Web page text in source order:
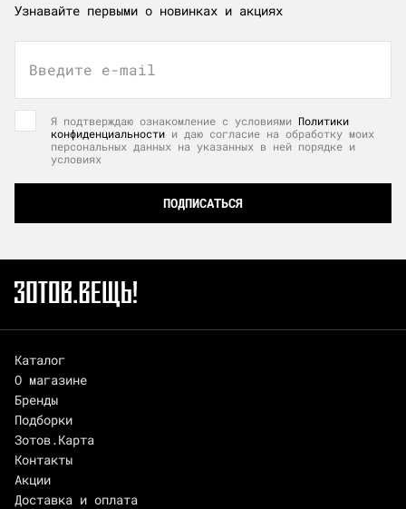
Узнавайте первыми о новинках и акциях
Введите e-mail
Я подтверждаю ознакомление с условиями Политики
конфиденциальности и даю согласие на обработку моих
персональных данных на указанных в ней порядке и
условиях
ПОДПИСАТЬСЯ
Каталог
О магазине
Бренды
Подборки
Зотов.Карта
Контакты
Акции
Доставка и оплата